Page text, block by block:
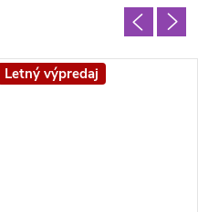
Letný výpredaj